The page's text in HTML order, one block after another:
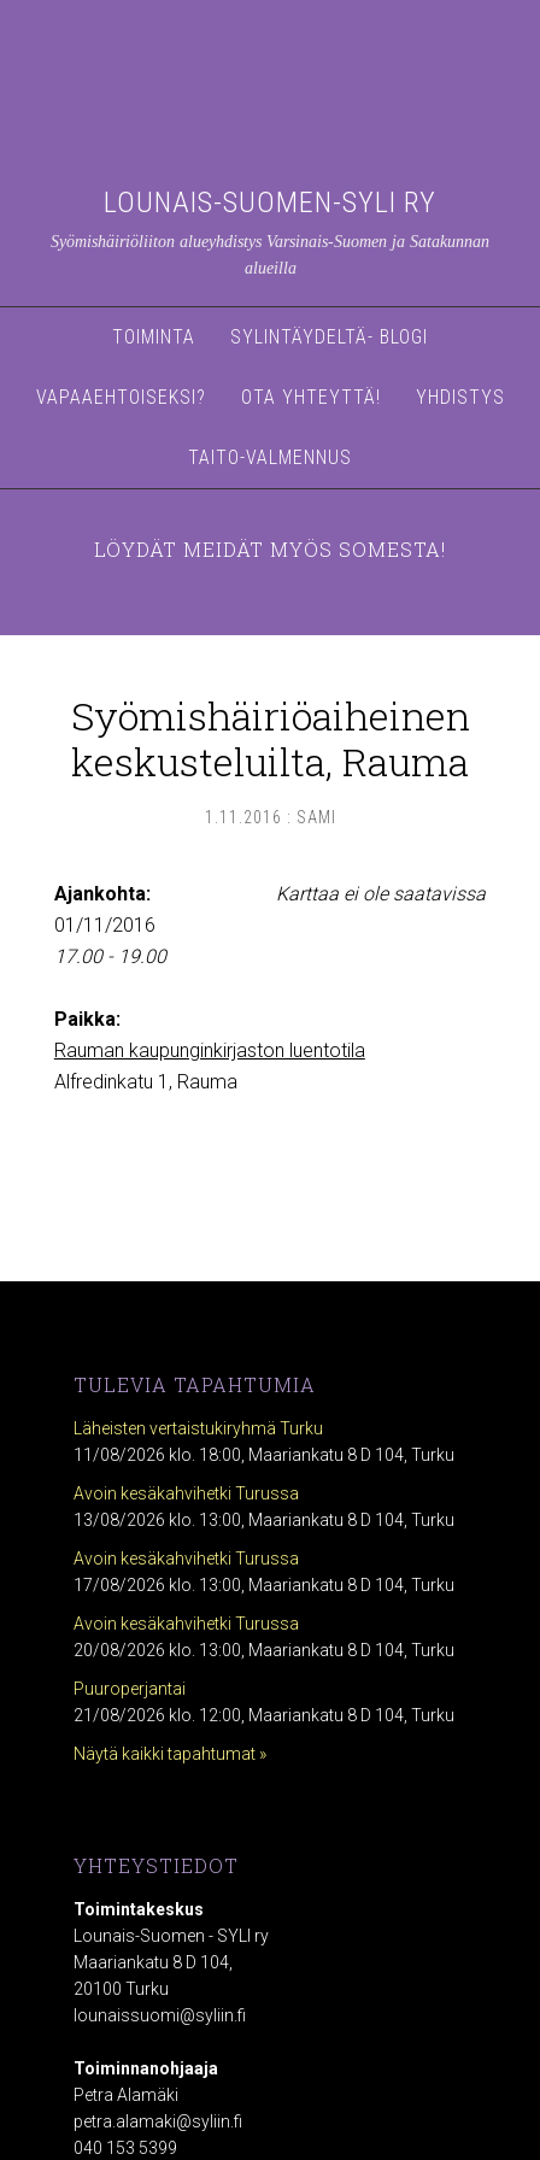
LOUNAIS-SUOMEN-SYLI RY
Syömishäiriöliiton alueyhdistys Varsinais-Suomen ja Satakunnan
alueilla
TOIMINTA SYLINTÄYDELTÄ- BLOGI
VAPAAEHTOISEKSI? OTA YHTEYTTÄ! YHDISTYS
TAITO-VALMENNUS
LÖYDÄT MEIDÄT MYÖS SOMESTA!
Syömishäiriöaiheinen
keskusteluilta, Rauma
1.11.2016 : SAMI
Karttaa ei ole saatavissa
Ajankohta:
01/11/2016
17.00 - 19.00
Paikka:
Rauman kaupunginkirjaston luentotila
Alfredinkatu 1, Rauma
TULEVIA TAPAHTUMIA
Läheisten vertaistukiryhmä Turku
11/08/2026 klo. 18:00, Maariankatu 8 D 104, Turku
Avoin kesäkahvihetki Turussa
13/08/2026 klo. 13:00, Maariankatu 8 D 104, Turku
Avoin kesäkahvihetki Turussa
17/08/2026 klo. 13:00, Maariankatu 8 D 104, Turku
Avoin kesäkahvihetki Turussa
20/08/2026 klo. 13:00, Maariankatu 8 D 104, Turku
Puuroperjantai
21/08/2026 klo. 12:00, Maariankatu 8 D 104, Turku
Näytä kaikki tapahtumat »
YHTEYSTIEDOT
Toimintakeskus
Lounais-Suomen - SYLI ry
Maariankatu 8 D 104,
20100 Turku
lounaissuomi@syliin.fi
Toiminnanohjaaja
Petra Alamäki
petra.alamaki@syliin.fi
040 153 5399